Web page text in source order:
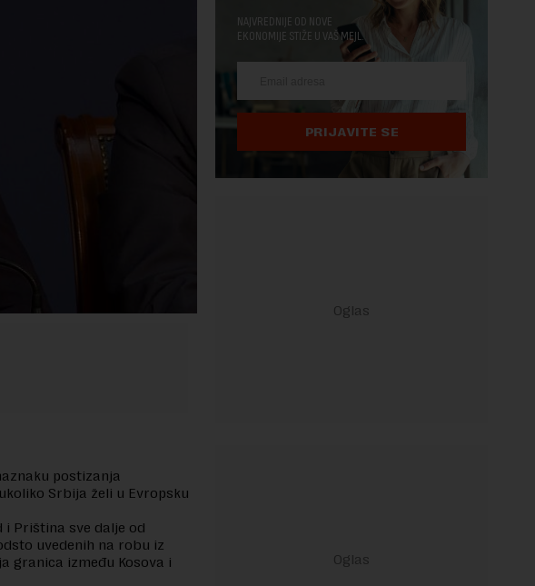
postizanja
Srbija želi u Evropsku
i Priština sve dalje od
uvedenih na robu iz
granica između Kosova i
NAJVREDNIJE OD NOVE
EKONOMIJE STIŽE U VAŠ MEJL.
PRIJAVITE SE